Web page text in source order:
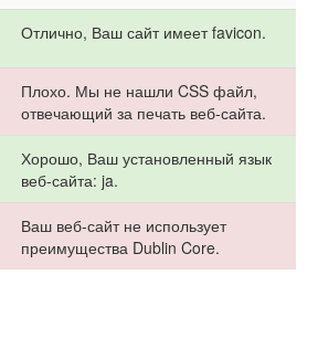
Отлично, Ваш сайт имеет favicon.
Плохо. Мы не нашли CSS файл,
отвечающий за печать веб-сайта.
Хорошо, Ваш установленный язык
веб-сайта: ja.
Ваш веб-сайт не использует
преимущества Dublin Core.